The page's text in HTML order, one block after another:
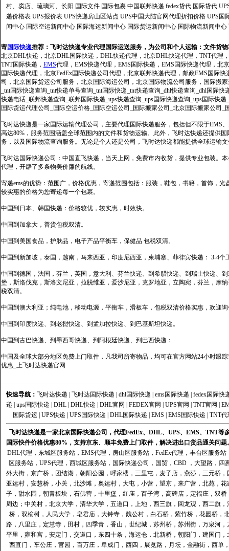
村、窦店、琉璃河、长阳 国际文件 国际包裹 中国联邦快递 fedex货代 国际货代
递价格表 UPS报价表 UPS快递房山区站点 UPS中国大陆官网代理折扣价格 UPS国
闻中心 国际空运新闻中心 国际海运新闻中心 国际货运新闻中心 国际物流新闻中心
寄国际快递推荐： 飞时达快递专业代理国际运送服务，为公司和个人运输：文件货
北京DHL快递，北京DHL国际快递，DHL快递代理，北京DHL快递代理，TNT代理
TNT国际快递， EMS代理，EMS快递代理，EMS国际快递，EMS国际快递代理，北
国际快递代理，北京FedEx国际快递公司代理，北京联邦快递代理，邮政EMS国际
司，北京国际货运公司服务，北京国际海运公司，北京国际物流公司服务，国际搬
_tnt国际快递查询_tnt快递单号查询_tnt国际快递_tnt快递查询_dhl快递查询_dhl国际
快递电话_联邦快递查询_联邦国际快递_ups快递查询_ups国际快递查询_ups国际快
国际货运代理公司_国际空运价格_国际空运公司_国际搬家公司_北京国际搬家公司_
飞时达快递是一家国际运输代理公司，主要代理国际快递服务，包括但不限于EMS
高达80%，服务范围涵盖全球范围内的文件和货物运输。此外，飞时达快递还提供
务，以及国际物流查询服务。无论是个人还是公司，飞时达快递都能提供全球运输
飞时达国际快递公司：中国直飞快递，当天上网，免费市内收货，提供专业包装。
代理，开辟了多条物美价廉的航线。
寄递ems的优势：范围广，价格优惠，寄递范围包括：服装，鞋包，书籍，首饰，
较实惠的价格为您寄递每一个包裹。
中国到日本、韩国快递：价格较优，较实惠，时效快。
中国到加拿大，普货包税双清。
中国到美国食品，护肤品，电子产品平衡车，保健品 包税双清。
中国到新加坡，泰国，越南，马来西亚，印度尼西亚，柬埔寨、菲律宾快递： 3-4个
中国到德国，法国，芬兰，英国，意大利、芬兰快递、到希腊快递、到瑞士快递、
堡，斯洛伐克，斯洛文尼亚，拉脱维亚，爱沙尼亚，克罗地亚，立陶宛，芬兰，摩
税双清。
中国到澳大利亚；纯电池，移动电源，平衡车，滑板车，包税双清价格实惠，欢迎
中国到印度快递、到老挝快递、到孟加拉快递、到巴基斯坦快递。
中国到古巴快递、到墨西哥快递、到阿根廷快递、到巴西快递：
中国及全球大部分地区免费上门取件，凡我司所寄物品，均可在官方网站24小时跟
优惠_上飞时达快递官网
快速导航： 飞时达快递 飞时达国际快递 dhl国际快递 ems国际快递
fedex国际快
递
ups国际快递 DHL DHL快递 DHL官网 FEDEX官网 UPS官网 TNT官网
国际货运| UPS快递 UPS国际快递 DHL国际快递 EMS EMS国际快递 TNT代
飞时达快递是一家北京国际快递公司，代理FedEx、DHL、UPS、EMS、TNT
国际快件价格优惠80%，支持京东、顺丰免费上门取件，解决进出口货品通关问题
DHL代理 ， 东城区服务站 ， EMS代理 ， 房山区服务站 ， FedEx代理 ， 丰台区服务站
区服务站， UPS代理 ， 西城区服务站， 国际快递公司 ，国贸，CBD ，大望路，
外大街，京广桥，团结湖，朝阳公园，呼家楼，三里屯，麦子店，燕莎，三元桥
亚运村，安慧桥，小关，北沙滩，奥运村，大屯，小营，望京，来广营，北苑，
子，甜水园，朝青板块，石佛营，十里堡，红庙，百子湾，高碑店，定福庄，双
周边；中关村，北京大学，清华大学，五道口，上地，西三旗，回龙观，西二旗
桥，双榆树，人民大学，皂君庙，大钟寺，魏公村，白石桥，紫竹桥，花园桥
路，八里庄，定慧寺，田村，四季青，香山，世纪城，苏州桥，苏州街，万泉河
平里，雍和宫，安定门，交道口，东四十条，海运仓，北新桥，朝阳门，建国门
西直门，车公庄，官园，百万庄，阜成门，西四，展览路，月坛，金融街，西